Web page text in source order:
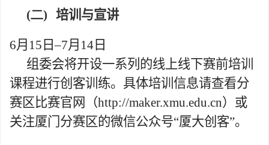
(二) 培训与宣讲
6月 15 日–7月 14 日
组委会将开设一系列的线上线下赛前培训
课程进行创客训练。具体培训信息请查看分
赛区比赛官网 （http://maker.xmu.edu.cn） 或
关注厦门分赛区的微信公众号“厦大创客”。